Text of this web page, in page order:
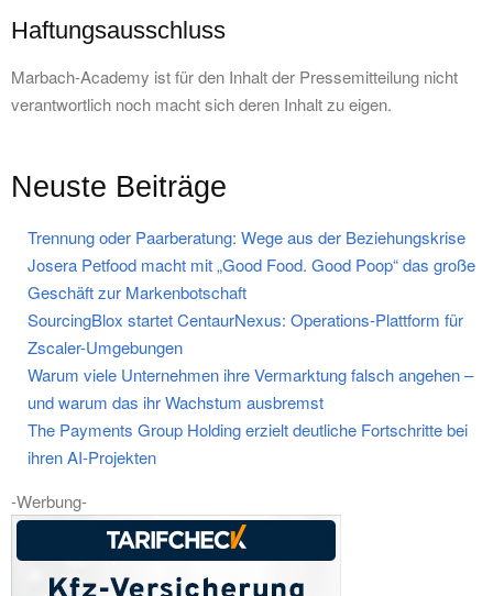
Haftungsausschluss
Marbach-Academy ist für den Inhalt der Pressemitteilung nicht
verantwortlich noch macht sich deren Inhalt zu eigen.
Neuste Beiträge
Trennung oder Paarberatung: Wege aus der Beziehungskrise
Josera Petfood macht mit „Good Food. Good Poop“ das große
Geschäft zur Markenbotschaft
SourcingBlox startet CentaurNexus: Operations-Plattform für
Zscaler-Umgebungen
Warum viele Unternehmen ihre Vermarktung falsch angehen –
und warum das ihr Wachstum ausbremst
The Payments Group Holding erzielt deutliche Fortschritte bei
ihren AI-Projekten
-Werbung-